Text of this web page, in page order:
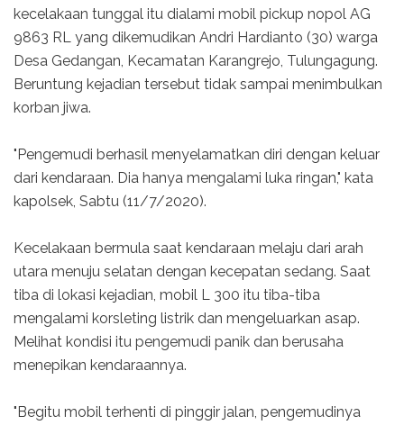
kecelakaan tunggal itu dialami mobil pickup nopol AG
9863 RL yang dikemudikan Andri Hardianto (30) warga
Desa Gedangan, Kecamatan Karangrejo, Tulungagung.
Beruntung kejadian tersebut tidak sampai menimbulkan
korban jiwa.
"Pengemudi berhasil menyelamatkan diri dengan keluar
dari kendaraan. Dia hanya mengalami luka ringan," kata
kapolsek, Sabtu (11/7/2020).
Kecelakaan bermula saat kendaraan melaju dari arah
utara menuju selatan dengan kecepatan sedang. Saat
tiba di lokasi kejadian, mobil L 300 itu tiba-tiba
mengalami korsleting listrik dan mengeluarkan asap.
Melihat kondisi itu pengemudi panik dan berusaha
menepikan kendaraannya.
"Begitu mobil terhenti di pinggir jalan, pengemudinya